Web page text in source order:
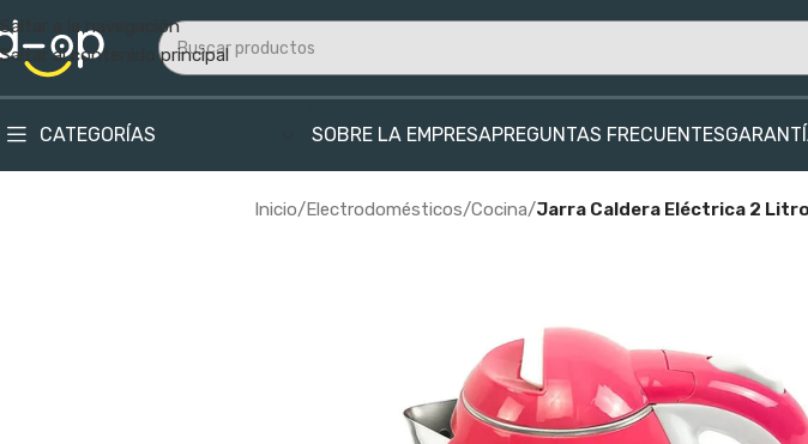
Saltar a la navegación
Saltar al contenido principal
CATEGORÍAS SOBRE LA EMPRESAPREGUNTAS FRECUENTES
Inicio/Electrodomésticos/Cocina/Jarra Caldera Eléctrica 2